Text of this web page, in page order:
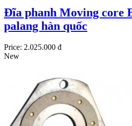
Đĩa phanh Moving core
palang hàn quốc
Price: 2.025.000 đ
New